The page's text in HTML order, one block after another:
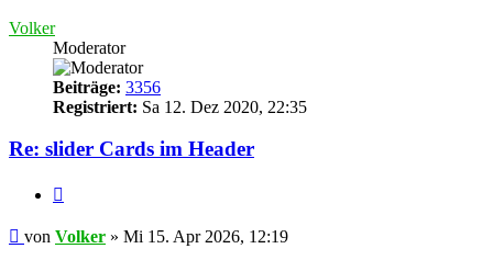
Volker
Moderator
Beiträge: 3356
Registriert: Sa 12. Dez 2020, 22:35
Re: slider Cards im Header
Ungelesener
von Volker » Mi 15. Apr 2026, 12:19